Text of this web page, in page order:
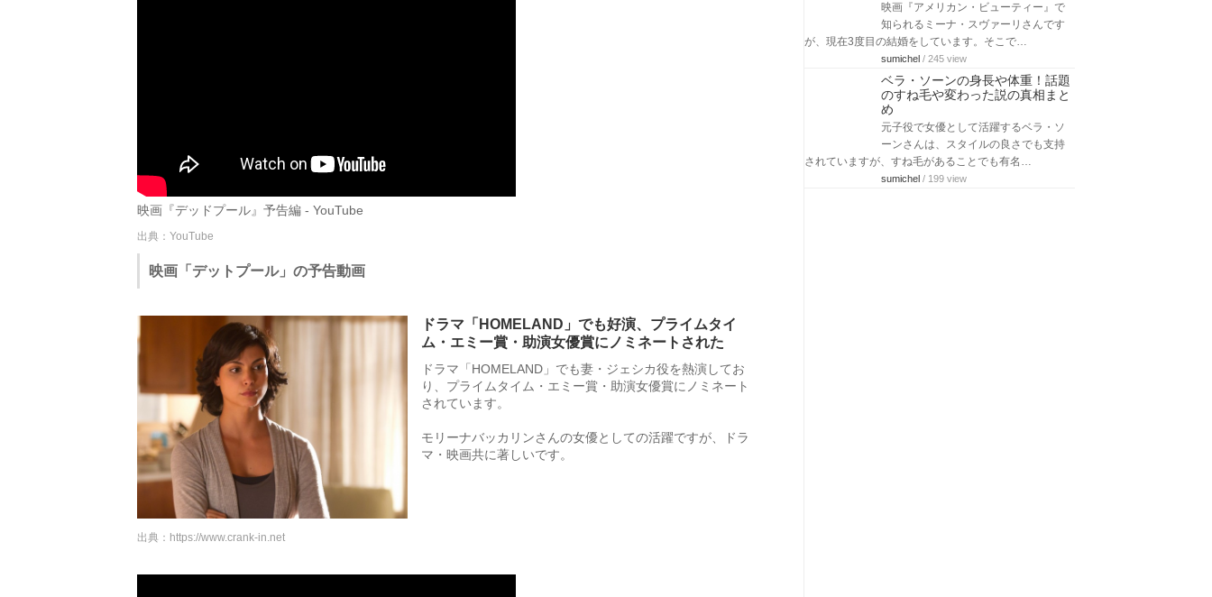
映画『デッドプール』予告編 - YouTube
出典：YouTube
映画「デットプール」の予告動画
ドラマ「HOMELAND」でも好演、プライムタイ
ム・エミー賞・助演女優賞にノミネートされた
ドラマ「HOMELAND」でも妻・ジェシカ役を熱演してお
り、プライムタイム・エミー賞・助演女優賞にノミネート
されています。
モリーナバッカリンさんの女優としての活躍ですが、ドラ
マ・映画共に著しいです。
出典： https://www.crank-in.net
映画『アメリカン・ビューティー』で
知られるミーナ・スヴァーリさんです
が、現在3度目の結婚をしています。そこで…
sumichel / 245 view
ベラ・ソーンの身長や体重！話題
のすね毛や変わった説の真相まと
め
元子役で女優として活躍するベラ・ソ
ーンさんは、スタイルの良さでも支持
されていますが、すね毛があることでも有名…
sumichel / 199 view